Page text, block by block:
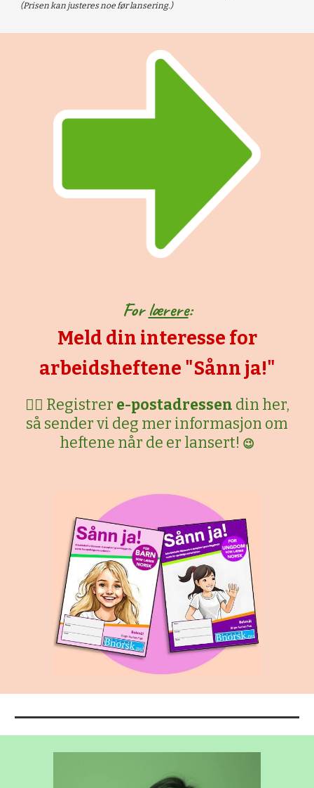
(Prisen kan justeres noe før lansering.)
Forlærere:
Meld din interesse for
arbeidsheftene "Sånn ja!"
👉🏼 Registrer e-postadressen din her,
så sender vi deg mer informasjon om
heftene når de er lansert! 😉